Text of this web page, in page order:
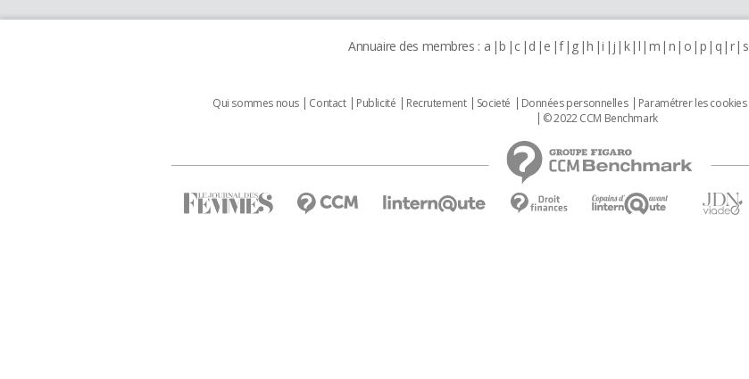
Annuaire des membres : a b c d e f g h i j k l m n o p q r s
Qui sommes nous Contact Publicité Recrutement Societé Données personnelles Paramétrer les cookies
© 2022 CCM Benchmark